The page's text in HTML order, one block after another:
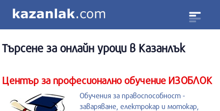
Търсене за онлайн уроци в Казанлък
Център за професионално обучение ИЗОБЛОК
Обучения за правоспособност -
заваряване, електрокар и мотокар,